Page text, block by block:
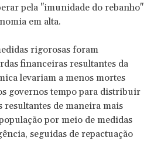
pela "imunidade do rebanho"
em alta.
rigorosas foram
financeiras resultantes da
levariam a menos mortes
governos tempo para distribuir
resultantes de maneira mais
por meio de medidas
seguidas de repactuação